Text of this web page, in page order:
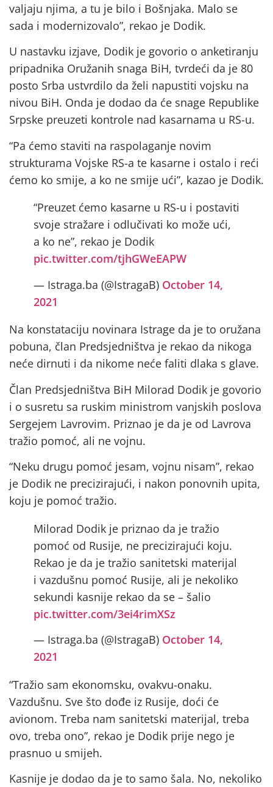
valjaju njima, a tu je bilo i Bošnjaka. Malo se
sada i modernizovalo”, rekao je Dodik.
U nastavku izjave, Dodik je govorio o anketiranju
pripadnika Oružanih snaga BiH, tvrdeći da je 80
posto Srba ustvrdilo da želi napustiti vojsku na
nivou BiH. Onda je dodao da će snage Republike
Srpske preuzeti kontrole nad kasarnama u RS-u.
“Pa ćemo staviti na raspolaganje novim
strukturama Vojske RS-a te kasarne i ostalo i reći
ćemo ko smije, a ko ne smije ući”, kazao je Dodik.
“Preuzet ćemo kasarne u RS-u i postaviti
svoje stražare i odlučivati ko može ući,
a ko ne”, rekao je Dodik
pic.twitter.com/tjhGWeEAPW
— Istraga.ba (@IstragaB) October 14,
2021
Na konstataciju novinara Istrage da je to oružana
pobuna, član Predsjedništva je rekao da nikoga
neće dirnuti i da nikome neće faliti dlaka s glave.
Član Predsjedništva BiH Milorad Dodik je govorio
i o susretu sa ruskim ministrom vanjskih poslova
Sergejem Lavrovim. Priznao je da je od Lavrova
tražio pomoć, ali ne vojnu.
“Neku drugu pomoć jesam, vojnu nisam”, rekao
je Dodik ne precizirajući, i nakon ponovnih upita,
koju je pomoć tražio.
Milorad Dodik je priznao da je tražio
pomoć od Rusije, ne precizirajući koju.
Rekao je da je tražio sanitetski materijal
i vazdušnu pomoć Rusije, ali je nekoliko
sekundi kasnije rekao da se – šalio
pic.twitter.com/3ei4rimXSz
— Istraga.ba (@IstragaB) October 14,
2021
“Tražio sam ekonomsku, ovakvu-onaku.
Vazdušnu. Sve što dođe iz Rusije, doći će
avionom. Treba nam sanitetski materijal, treba
ovo, treba ono”, rekao je Dodik prije nego je
prasnuo u smijeh.
Kasnije je dodao da je to samo šala. No, nekoliko